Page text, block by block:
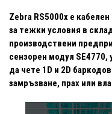
Zebra RS5000x е
за тежки условия в
производствени
сензорен модул
да чете 1D и 2D
замръзване, прах или